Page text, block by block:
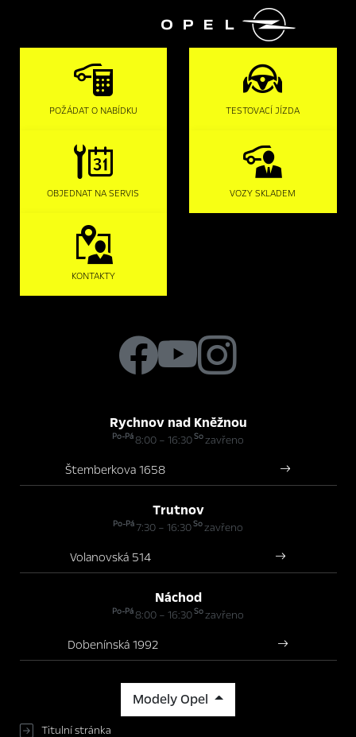

POŽÁDAT O NABÍDKU TESTOVACÍ JÍZDA
OBJEDNAT NA SERVIS VOZY SKLADEM
KONTAKTY
Rychnov nad Kněžnou
Po-Pá8:00 – 16:30Sozavřeno
Štemberkova 1658
Trutnov
Po-Pá7:30 – 16:30Sozavřeno
Volanovská 514
Náchod
Po-Pá8:00 – 16:30Sozavřeno
Dobenínská 1992
Modely Opel
Titulní stránka